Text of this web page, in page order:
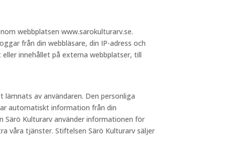
webbplatsen www.sarokulturarv.se.
från din webbläsare, din IP-adress och
innehållet på externa webbplatser, till
av användaren. Den personliga
automatiskt information från din
Särö Kulturarv använder informationen för
våra tjänster. Stiftelsen Särö Kulturarv säljer